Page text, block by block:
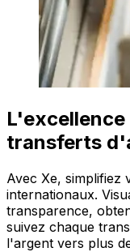
L'excellence
transferts
Avec Xe, simplifiez
internationaux.
transparence,
suivez chaque
l'argent vers plus